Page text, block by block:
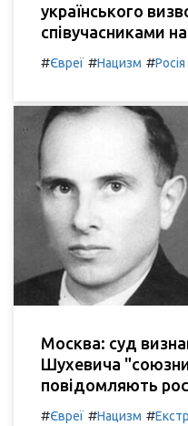
українського
співучасниками
#Євреї #Нацизм #Росія
Москва: суд
Шухевича
повідомляють
#Євреї #Нацизм #